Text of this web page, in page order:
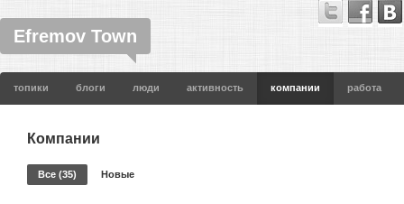
Efremov Town
топики блоги люди активность компании работа
Компании
Все (35) Новые